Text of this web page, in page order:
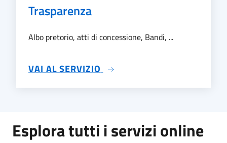
Trasparenza
Albo pretorio, atti di concessione, Bandi, ...
VAI AL SERVIZIO SU TRASPARENZA
Esplora tutti i servizi online